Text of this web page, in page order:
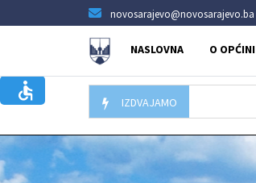
novosarajevo@novosarajevo.ba
NASLOVNA O OPĆINI
IZDVAJAMO